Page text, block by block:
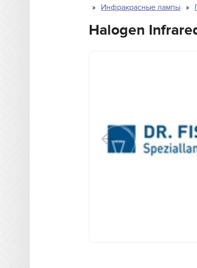
Инфракрасные лампы
Halogen